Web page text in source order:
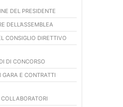
DEL PRESIDENTE
DELL’ASSEMBLEA
CONSIGLIO DIRETTIVO
DI CONCORSO
GARA E CONTRATTI